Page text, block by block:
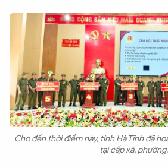
Cho đến thời điểm này, tỉnh Hà Tĩnh đã
tại cấp xã, phường.